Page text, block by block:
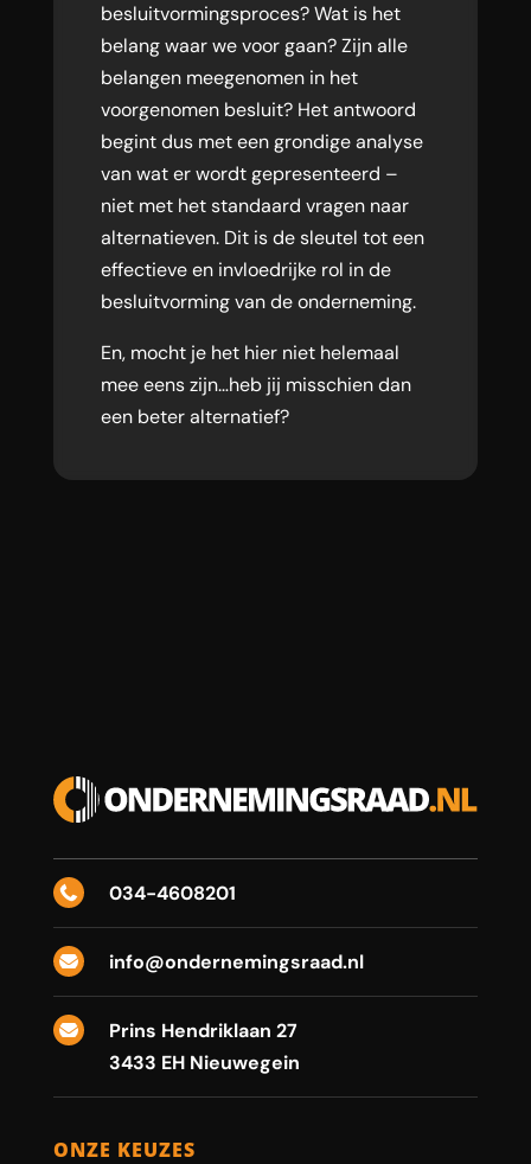
besluitvormingsproces? Wat is het
belang waar we voor gaan? Zijn alle
belangen meegenomen in het
voorgenomen besluit? Het antwoord
begint dus met een grondige analyse
van wat er wordt gepresenteerd –
niet met het standaard vragen naar
alternatieven. Dit is de sleutel tot een
effectieve en invloedrijke rol in de
besluitvorming van de onderneming.
En, mocht je het hier niet helemaal
mee eens zijn…heb jij misschien dan
een beter alternatief?
 034-4608201
 info@ondernemingsraad.nl

Prins Hendriklaan 27
3433 EH Nieuwegein
ONZE KEUZES